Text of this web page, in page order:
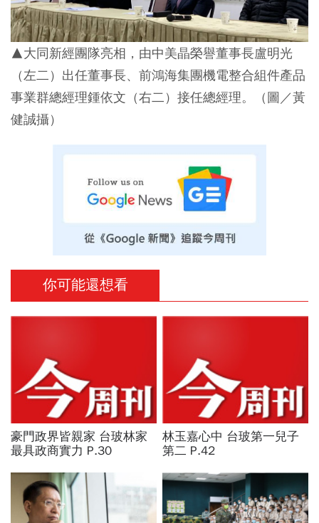
▲大同新經團隊亮相，由中美晶榮譽董事長盧明光
（左二）出任董事長、前鴻海集團機電整合組件產品
事業群總經理鍾依文（右二）接任總經理。（圖／黃
健誠攝）
你可能還想看
豪門政界皆親家 台玻林家
最具政商實力 P.30
林玉嘉心中 台玻第一兒子
第二 P.42